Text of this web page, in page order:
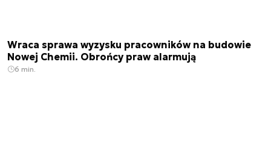
Wraca sprawa wyzysku pracowników na budowie
Nowej Chemii. Obrońcy praw alarmują
6 min.